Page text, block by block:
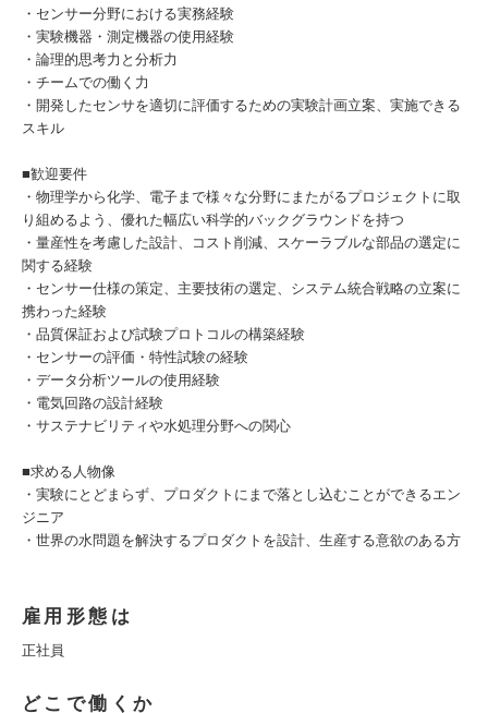
・センサー分野における実務経験
・実験機器・測定機器の使用経験
・論理的思考力と分析力
・チームでの働く力
・開発したセンサを適切に評価するための実験計画立案、実施できる
スキル
■歓迎要件
・物理学から化学、電子まで様々な分野にまたがるプロジェクトに取
り組めるよう、優れた幅広い科学的バックグラウンドを持つ
・量産性を考慮した設計、コスト削減、スケーラブルな部品の選定に
関する経験
・センサー仕様の策定、主要技術の選定、システム統合戦略の立案に
携わった経験
・品質保証および試験プロトコルの構築経験
・センサーの評価・特性試験の経験
・データ分析ツールの使用経験
・電気回路の設計経験
・サステナビリティや水処理分野への関心
■求める人物像
・実験にとどまらず、プロダクトにまで落とし込むことができるエン
ジニア
・世界の水問題を解決するプロダクトを設計、生産する意欲のある方
雇用形態は
正社員
どこで働くか